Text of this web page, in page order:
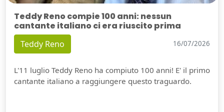
Teddy Reno compie 100 anni: nessun
cantante italiano ci era riuscito prima
Teddy Reno 16/07/2026
L'11 luglio Teddy Reno ha compiuto 100 anni! E' il primo
cantante italiano a raggiungere questo traguardo.